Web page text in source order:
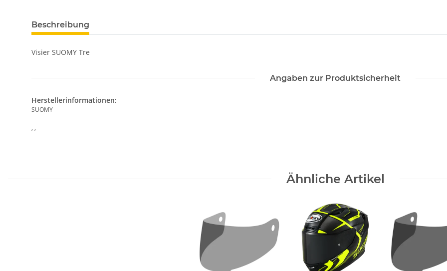
Beschreibung
Visier SUOMY Tre
Angaben zur Produktsicherheit
Herstellerinformationen:
SUOMY
, ,
Ähnliche Artikel